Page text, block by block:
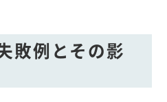
敗例とその影